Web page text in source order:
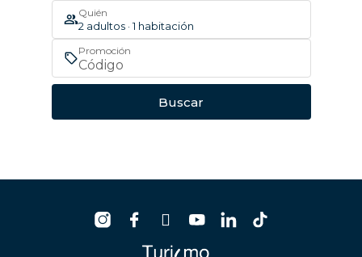
Quién
2 adultos · 1 habitación
Promoción
Buscar